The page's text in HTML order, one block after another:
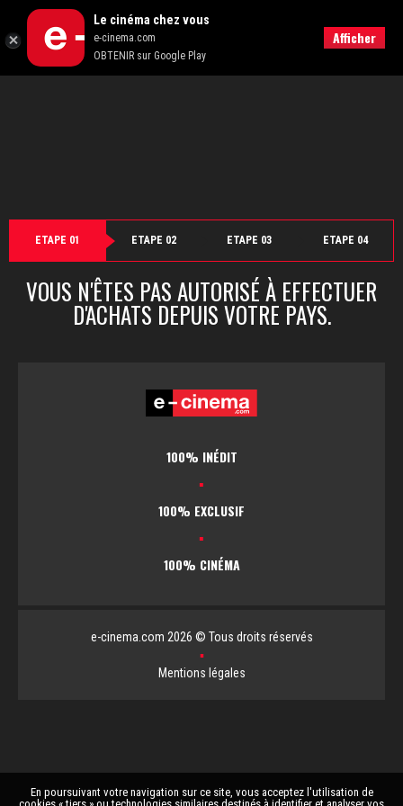
En poursuivant votre navigation sur ce site, vous acceptez l'utilisation de
ETAPE 01 ETAPE 02 ETAPE 03 ETAPE 04
VOUS N'ÊTES PAS AUTORISÉ À EFFECTUER
D'ACHATS DEPUIS VOTRE PAYS.
100% INÉDIT
▪
100% EXCLUSIF
▪
100% CINÉMA
e-cinema.com 2026 © Tous droits réservés
▪
Mentions légales
Retour Le cinéma chez vous
e-cinema.com
OBTENIR sur Google Play
Afficher